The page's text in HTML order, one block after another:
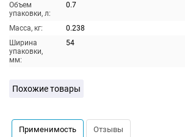
Объем
упаковки, л:
0.7
Масса, кг:
0.238
Ширина
упаковки,
мм:
54
Похожие товары
Применимость Отзывы